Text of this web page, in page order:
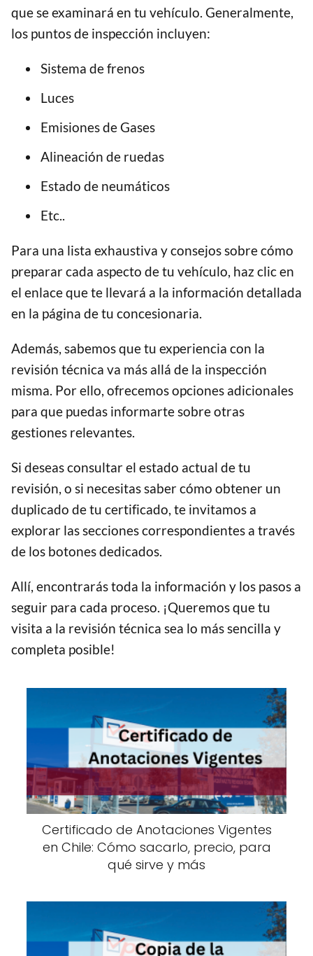
que se examinará en tu vehículo. Generalmente,
los puntos de inspección incluyen:
Sistema de frenos
Luces
Emisiones de Gases
Alineación de ruedas
Estado de neumáticos
Etc..
Para una lista exhaustiva y consejos sobre cómo
preparar cada aspecto de tu vehículo, haz clic en
el enlace que te llevará a la información detallada
en la página de tu concesionaria.
Además, sabemos que tu experiencia con la
revisión técnica va más allá de la inspección
misma. Por ello, ofrecemos opciones adicionales
para que puedas informarte sobre otras
gestiones relevantes.
Si deseas consultar el estado actual de tu
revisión, o si necesitas saber cómo obtener un
duplicado de tu certificado, te invitamos a
explorar las secciones correspondientes a través
de los botones dedicados.
Allí, encontrarás toda la información y los pasos a
seguir para cada proceso. ¡Queremos que tu
visita a la revisión técnica sea lo más sencilla y
completa posible!
Certificado de Anotaciones Vigentes
en Chile: Cómo sacarlo, precio, para
qué sirve y más